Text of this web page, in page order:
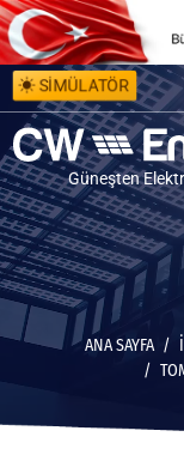
SİMÜLATÖR
Güneşten
ANA SAYFA